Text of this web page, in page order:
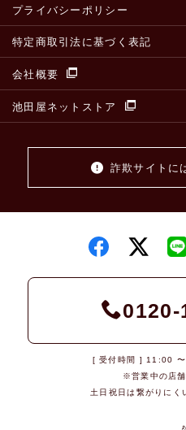
プライバシーポリシー
特定商取引法に基づく表記
会社概要
池田屋ネットストア
詐欺サイトに
0120-
[ 受付時間 ] 11:00 〜
※営業中の店
土日祝日は繋がりにく